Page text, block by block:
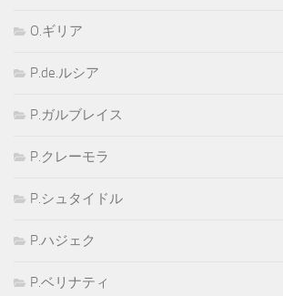
O.ギリア
P.de.ルシア
P.ガルブレイス
P.クレーモラ
P.シュタイドル
P.ハジェク
P.ベリナティ